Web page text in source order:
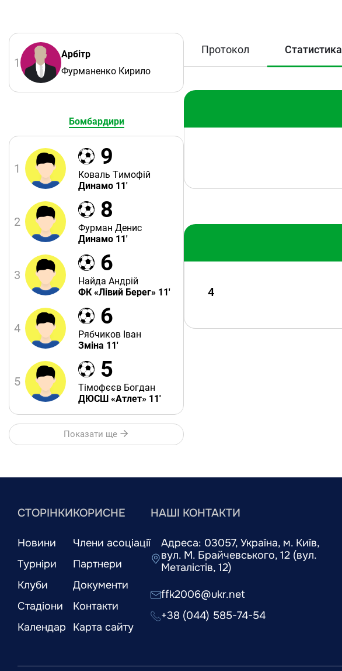
1
Арбітр
Фурманенко Кирило
Бомбардири
1 9
Коваль Тимофій
Динамо 11'
2 8
Фурман Денис
Динамо 11'
3 6
Найда Андрій
ФК «Лівий Берег» 11'
4 6
Рябчиков Іван
Зміна 11'
5 5
Тімофєєв Богдан
ДЮСШ «Атлет» 11'
Показати ще
Протокол Статистика
4
СТОРІНКИ
Новини
Турніри
Клуби
Стадіони
Календар
КОРИСНЕ
Члени асоціації
Партнери
Документи
Контакти
Карта сайту
НАШІ КОНТАКТИ
Адреса: 03057, Україна, м. Київ,
вул. М. Брайчевського, 12 (вул.
Металістів, 12)
ffk2006@ukr.net
+38 (044) 585-74-54